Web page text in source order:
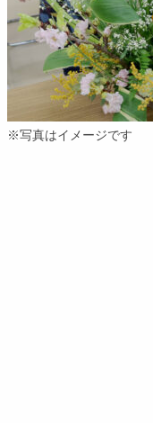
※写真はイメージです